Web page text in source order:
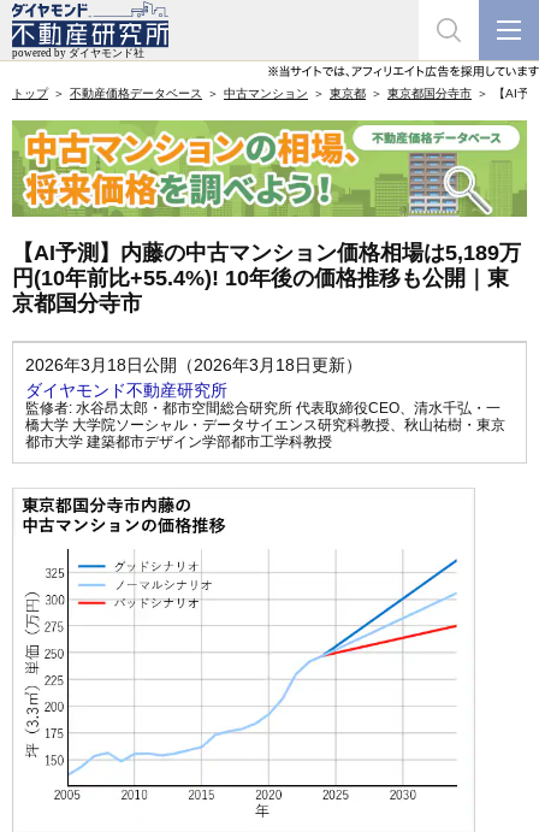
トップ 不動産価格データベース 中古マンション 東京都 東京都国分寺市 【AI予
【AI予測】内藤の中古マンション価格相場は5,189万
円(10年前比+55.4%)! 10年後の価格推移も公開｜東
京都国分寺市
2026年3月18日公開（2026年3月18日更新）
ダイヤモンド不動産研究所
監修者: 水谷昂太郎・都市空間総合研究所 代表取締役CEO、 清水千弘・一
橋大学 大学院ソーシャル・データサイエンス研究科教授、 秋山祐樹・東京
都市大学 建築都市デザイン学部都市工学科教授